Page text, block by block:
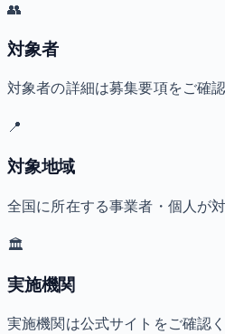
👥
対象者
対象者の詳細は募集要項をご確
📍
対象地域
全国に所在する事業者・個人が
🏛️
実施機関
実施機関は公式サイトをご確認